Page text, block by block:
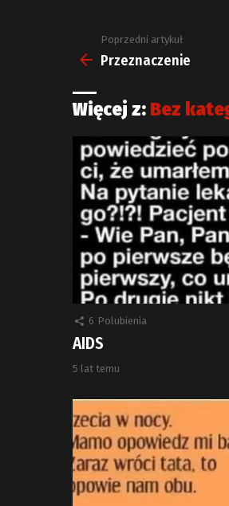
Zobacz
więcej
Poprzedni artykuł
Przeznaczenie
Więcej z: Bez
6 Polubienia
AIDS
5 lat temu